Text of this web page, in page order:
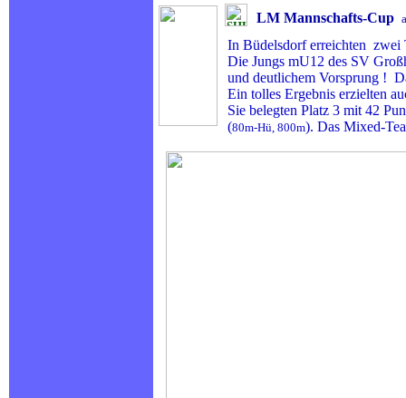
LM Mannschafts-Cup
In Büdelsdorf erreichten zwei
Die Jungs mU12 des SV
und deutlichem Vorsprung !
Ein tolles Ergebnis erzielten
Sie belegten Platz 3 mit 42
(80m-Hü, 800m). Das Mixed-